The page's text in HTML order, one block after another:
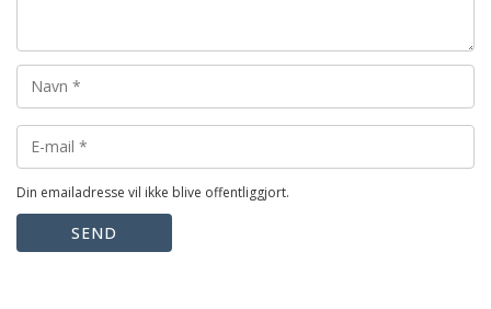
Din emailadresse vil ikke blive offentliggjort.
SEND